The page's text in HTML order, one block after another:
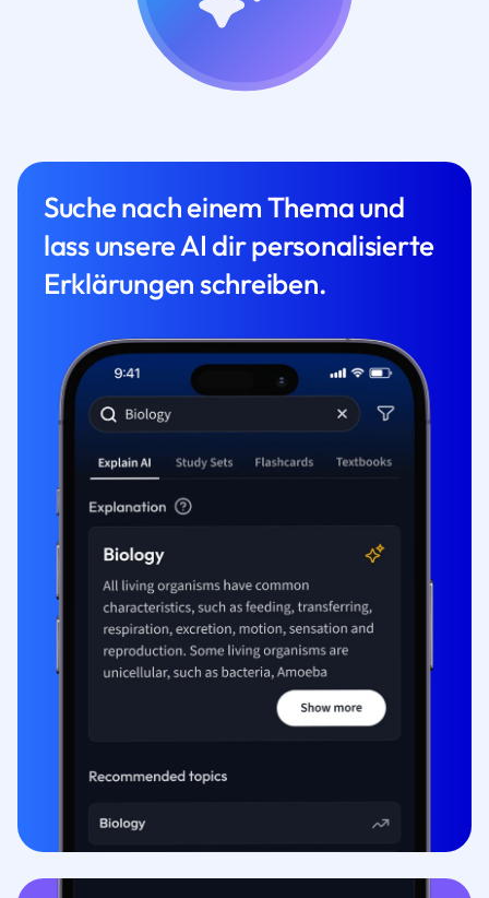
Suche nach einem Thema und
lass unsere AI dir personalisierte
Erklärungen schreiben.